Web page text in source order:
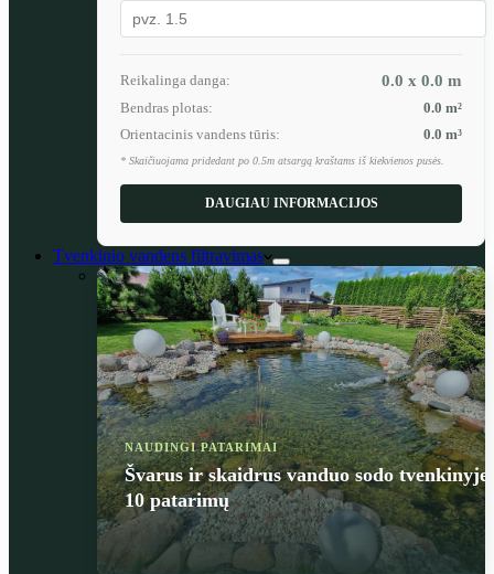
Reikalinga danga: 0.0 x 0.0 m
Bendras plotas: 0.0 m²
Orientacinis vandens tūris:
0.0 m³
* Skaičiuojama pridedant po 0.5m atsargą kraštams iš kiekvienos pusės.
DAUGIAU INFORMACIJOS
Tvenkinio vandens filtravimas
NAUDINGI PATARIMAI
Švarus ir skaidrus vanduo sodo tvenkinyje:
10 patarimų